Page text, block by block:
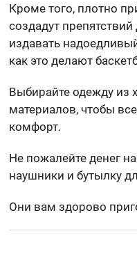
Кроме того, плотно
создадут
издавать
как это делают
Выбирайте одежду из
материалов, чтобы
комфорт.
Не пожалейте денег
наушники и бутылку
Они вам здорово